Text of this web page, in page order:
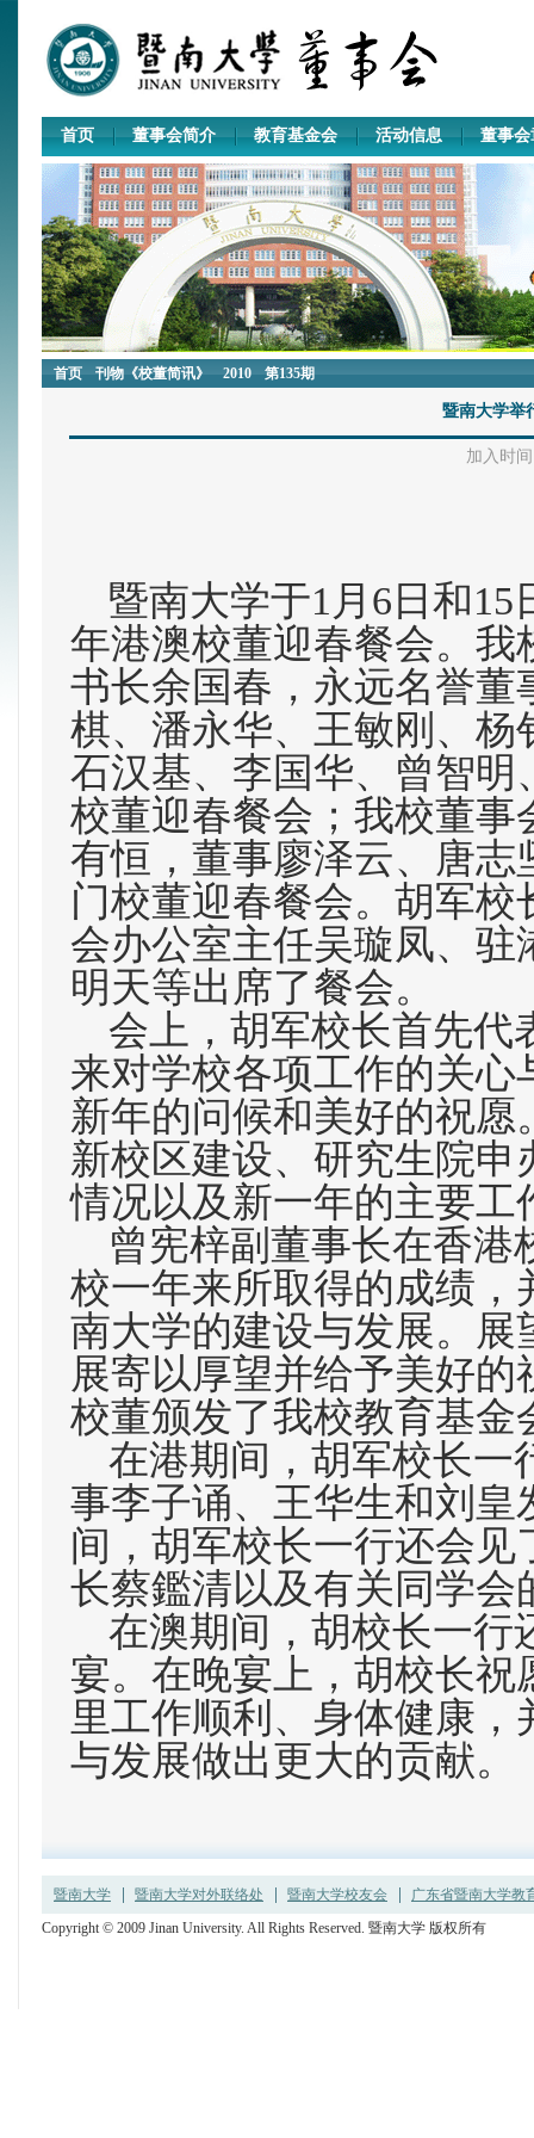
首页 董事会简介 教育基金会 活动信息 董事会
首页 刊物《校董简讯》 2010 第135期
暨南大学举
加入时间
暨南大学于1月6日和15
年港澳校董迎春餐会。 我
书长余国春，永远名誉
棋、潘永华、王敏刚、
石汉基、李国华、曾智
校董迎春餐会；我校董
有恒，董事廖泽云、唐
门校董迎春餐会。胡军
会办公室主任吴璇凤、
明天等出席了餐会。
会上，胡军校长首先代
来对学校各项工作的关
新年的问候和美好的祝
新校区建设、研究生院
情况以及新一年的主要
曾宪梓副董事长在香港
校一年来所取得的成绩
南大学的建设与发展。
展寄以厚望并给予美好
校董颁发了我校教育基金
在港期间，胡军校长一
事李子诵、王华生和刘
间，胡军校长一行还会
长蔡鑑清以及有关同学会
在澳期间，胡校长一行
宴。在晚宴上，胡校长
里工作顺利、身体健康
与发展做出更大的贡献。
暨南大学 暨南大学对外联络处 暨南大学校友会
广东省暨南大学教
Copyright © 2009 Jinan University. All Rights Reserved. 暨南大学 版权所有